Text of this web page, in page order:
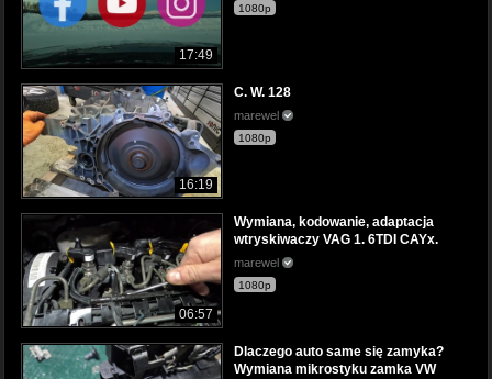
17:49
1080p
16:19
C. W. 128
marewel
1080p
06:57
Wymiana, kodowanie, adaptacja
wtryskiwaczy VAG 1. 6TDI CAYx.
marewel
1080p
Dlaczego auto same się zamyka?
Wymiana mikrostyku zamka VW